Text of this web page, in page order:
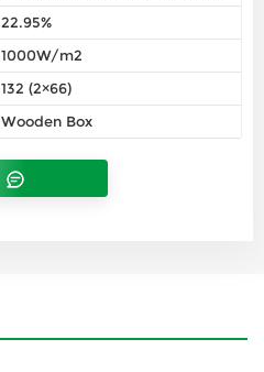
22.95%
1000W/m2
132 (2×66)
Wooden Box